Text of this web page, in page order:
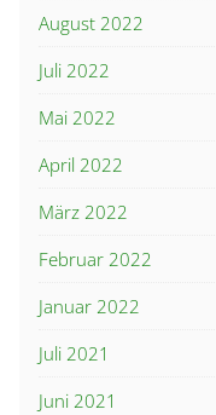
August 2022
Juli 2022
Mai 2022
April 2022
März 2022
Februar 2022
Januar 2022
Juli 2021
Juni 2021